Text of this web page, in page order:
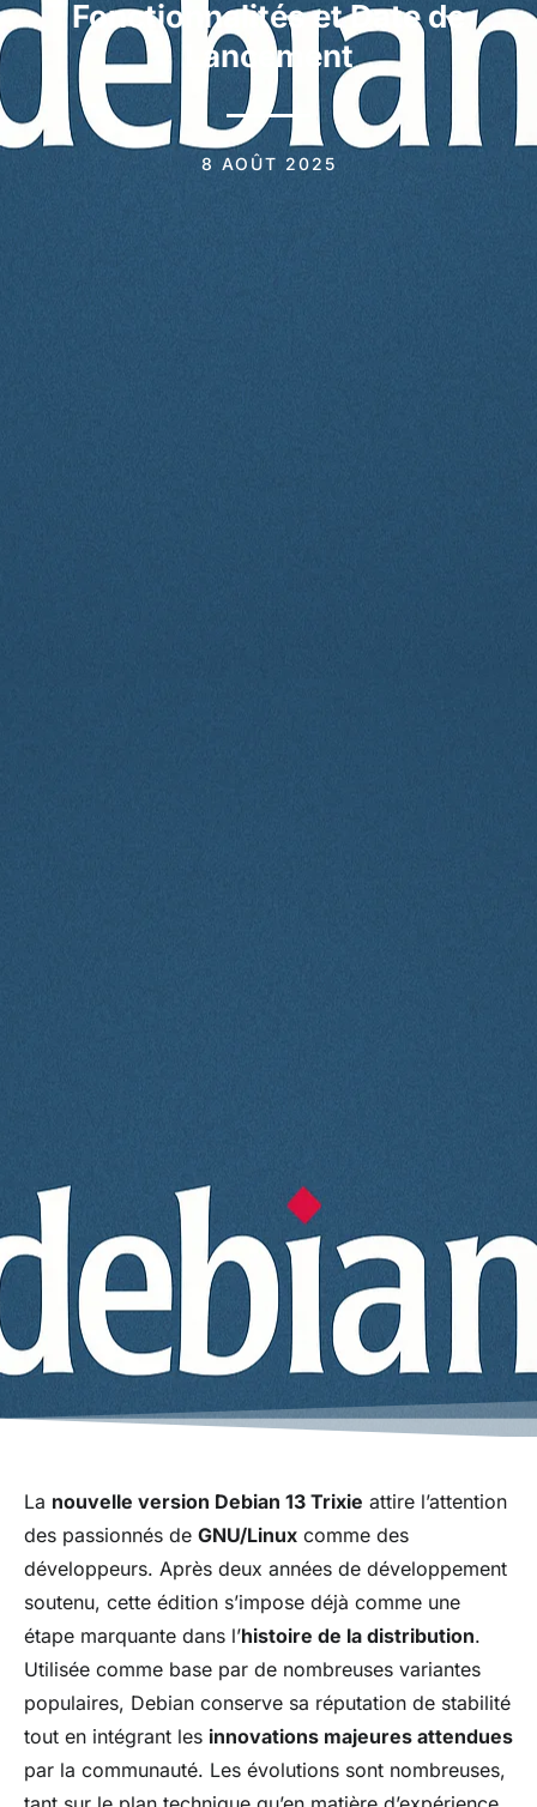
Fonctionnalités et Date de
Lancement
8 AOÛT 2025
La nouvelle version Debian 13 Trixie attire l’attention
des passionnés de GNU/Linux comme des
développeurs. Après deux années de développement
soutenu, cette édition s’impose déjà comme une
étape marquante dans l’histoire de la distribution.
Utilisée comme base par de nombreuses variantes
populaires, Debian conserve sa réputation de stabilité
tout en intégrant les innovations majeures attendues
par la communauté. Les évolutions sont nombreuses,